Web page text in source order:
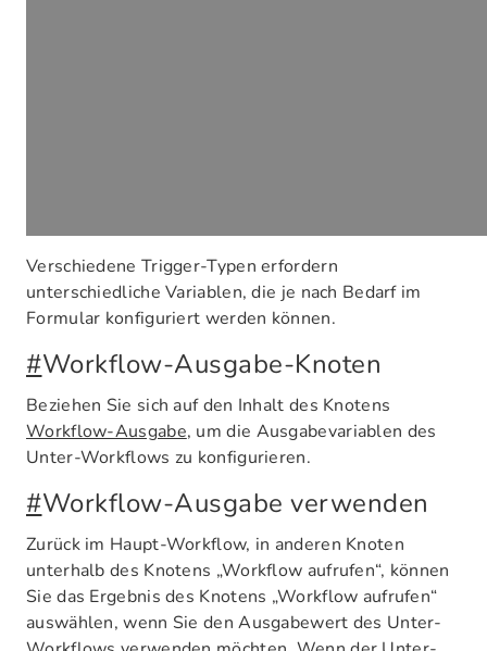
Verschiedene Trigger-Typen erfordern
unterschiedliche Variablen, die je nach Bedarf im
Formular konfiguriert werden können.
#Workflow-Ausgabe-Knoten
Beziehen Sie sich auf den Inhalt des Knotens
Workflow-Ausgabe, um die Ausgabevariablen des
Unter-Workflows zu konfigurieren.
#Workflow-Ausgabe verwenden
Zurück im Haupt-Workflow, in anderen Knoten
unterhalb des Knotens „Workflow aufrufen“, können
Sie das Ergebnis des Knotens „Workflow aufrufen“
auswählen, wenn Sie den Ausgabewert des Unter-